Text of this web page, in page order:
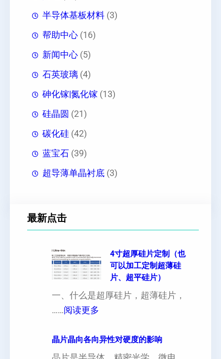
半导体基板材料 (3)
帮助中心 (16)
新闻中心 (5)
石英玻璃 (4)
砷化镓|氮化镓 (13)
硅晶圆 (21)
碳化硅 (42)
蓝宝石 (39)
超导薄单晶衬底 (3)
最新点击
4寸超厚硅片定制（也
可以加工定制超薄硅
片、超平硅片）
一、什么是超厚硅片，超薄硅片，
……阅读更多
寸
超
晶片晶向各向异性对硬度的影响